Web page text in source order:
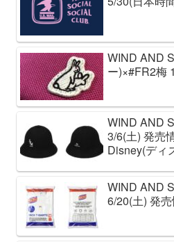
WIND AND
ー)×#FR2梅
WIND AND
3/6(土) 発売
Disney(ディ
WIND AND
6/20(土) 発